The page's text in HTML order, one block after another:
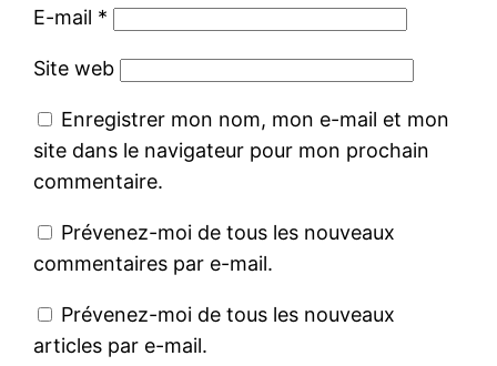
E-mail *
Site web
Enregistrer mon nom, mon e-mail et mon
site dans le navigateur pour mon prochain
commentaire.
Prévenez-moi de tous les nouveaux
commentaires par e-mail.
Prévenez-moi de tous les nouveaux
articles par e-mail.